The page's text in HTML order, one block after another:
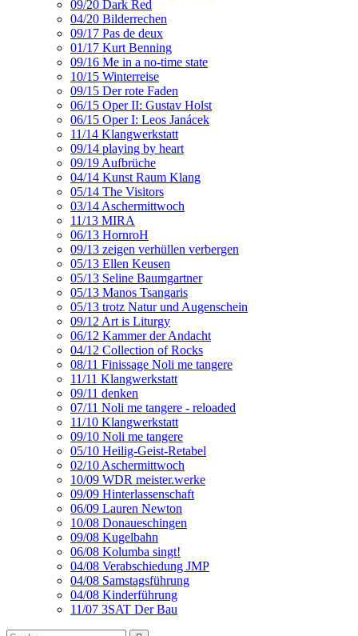
09/20 Dark Red
04/20 Bilderrechen
09/17 Pas de deux
01/17 Kurt Benning
09/16 Me in a no-time state
10/15 Winterreise
09/15 Der rote Faden
06/15 Oper II: Gustav Holst
06/15 Oper I: Leos Janácek
11/14 Klangwerkstatt
09/14 playing by heart
09/19 Aufbrüche
04/14 Kunst Raum Klang
05/14 The Visitors
03/14 Aschermittwoch
11/13 MIRA
06/13 HornroH
09/13 zeigen verhüllen verbergen
05/13 Ellen Keusen
05/13 Seline Baumgartner
05/13 Manos Tsangaris
05/13 trotz Natur und Augenschein
09/12 Art is Liturgy
06/12 Kammer der Andacht
04/12 Collection of Rocks
08/11 Finissage Noli me tangere
11/11 Klangwerkstatt
09/11 denken
07/11 Noli me tangere - reloaded
11/10 Klangwerkstatt
09/10 Noli me tangere
05/10 Heilig-Geist-Retabel
02/10 Aschermittwoch
10/09 WDR meister.werke
09/09 Hinterlassenschaft
06/09 Lauren Newton
10/08 Donaueschingen
09/08 Kugelbahn
06/08 Kolumba singt!
04/08 Verabschiedung JMP
04/08 Samstagsführung
04/08 Kinderführung
11/07 3SAT Der Bau